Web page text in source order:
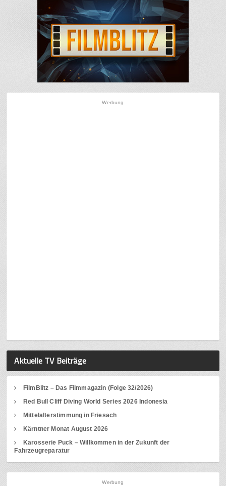
Werbung
Aktuelle TV Beiträge
FilmBlitz – Das Filmmagazin (Folge 32/2026)
Red Bull Cliff Diving World Series 2026 Indonesia
Mittelalterstimmung in Friesach
Kärntner Monat August 2026
Karosserie Puck – Willkommen in der Zukunft der
Fahrzeugreparatur
Werbung